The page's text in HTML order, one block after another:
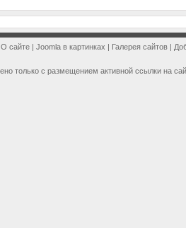
О сайте | Joomla в картинках | Галерея сайтов |
только с размещением активной ссылки на